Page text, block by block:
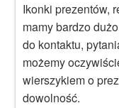
Ikonki prezentów,
mamy bardzo
do kontaktu,
możemy
wierszykiem o
dowolność.